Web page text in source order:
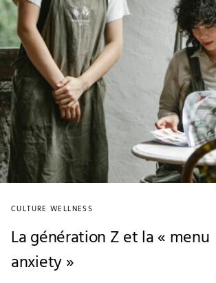
CULTURE WELLNESS
La génération Z et la « menu
anxiety »